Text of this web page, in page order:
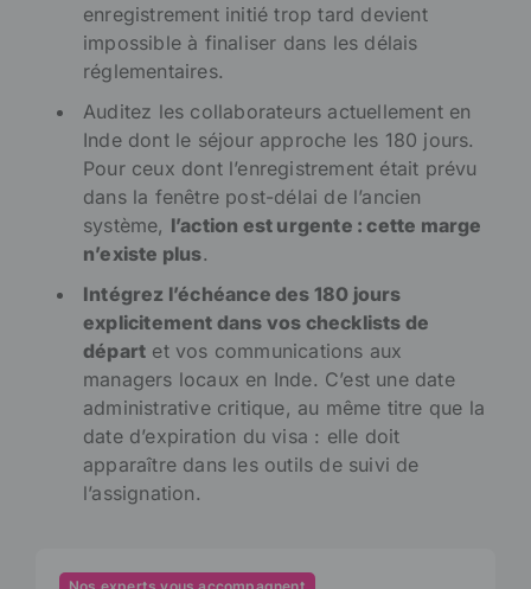
enregistrement initié trop tard devient
impossible à finaliser dans les délais
réglementaires.
Auditez les collaborateurs actuellement en
Inde dont le séjour approche les 180 jours.
Pour ceux dont l’enregistrement était prévu
dans la fenêtre post-délai de l’ancien
système, l’action est urgente : cette marge
n’existe plus.
Intégrez l’échéance des 180 jours
explicitement dans vos checklists de
départ et vos communications aux
managers locaux en Inde. C’est une date
administrative critique, au même titre que la
date d’expiration du visa : elle doit
apparaître dans les outils de suivi de
l’assignation.